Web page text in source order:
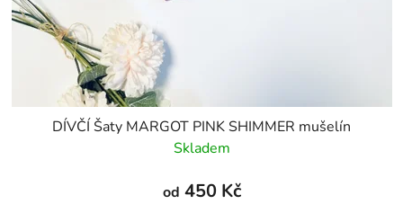
DÍVČÍ Šaty MARGOT PINK SHIMMER mušelín
Skladem
od 450 Kč